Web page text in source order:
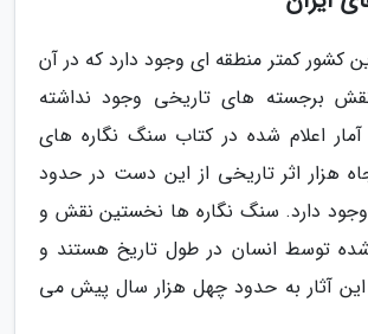
کشور کمتر منطقه ای وجود دارد که در آن
برجسته های تاریخی وجود نداشته
اعلام شده در کتاب سنگ نگاره های
هزار اثر تاریخی از این دست در حدود
وجود دارد. سنگ نگاره ها نخستین نقش و
شده توسط انسان در طول تاریخ هستند و
آثار به حدود چهل هزار سال پیش می